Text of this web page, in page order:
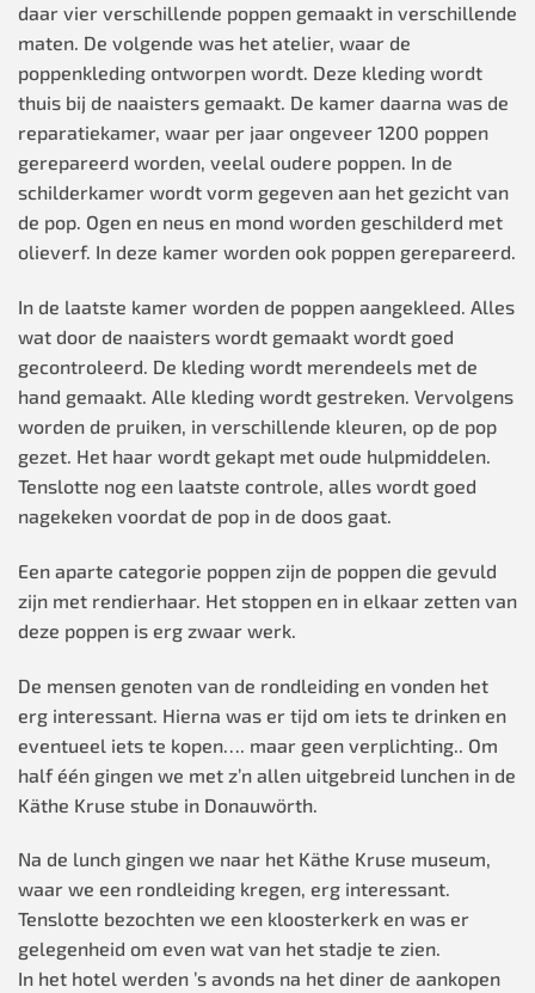
daar vier verschillende poppen gemaakt in verschillende
maten. De volgende was het atelier, waar de
poppenkleding ontworpen wordt. Deze kleding wordt
thuis bij de naaisters gemaakt. De kamer daarna was de
reparatiekamer, waar per jaar ongeveer 1200 poppen
gerepareerd worden, veelal oudere poppen. In de
schilderkamer wordt vorm gegeven aan het gezicht van
de pop. Ogen en neus en mond worden geschilderd met
olieverf. In deze kamer worden ook poppen gerepareerd.
In de laatste kamer worden de poppen aangekleed. Alles
wat door de naaisters wordt gemaakt wordt goed
gecontroleerd. De kleding wordt merendeels met de
hand gemaakt. Alle kleding wordt gestreken. Vervolgens
worden de pruiken, in verschillende kleuren, op de pop
gezet. Het haar wordt gekapt met oude hulpmiddelen.
Tenslotte nog een laatste controle, alles wordt goed
nagekeken voordat de pop in de doos gaat.
Een aparte categorie poppen zijn de poppen die gevuld
zijn met rendierhaar. Het stoppen en in elkaar zetten van
deze poppen is erg zwaar werk.
De mensen genoten van de rondleiding en vonden het
erg interessant. Hierna was er tijd om iets te drinken en
eventueel iets te kopen…. maar geen verplichting.. Om
half één gingen we met z’n allen uitgebreid lunchen in de
Käthe Kruse stube in Donauwörth.
Na de lunch gingen we naar het Käthe Kruse museum,
waar we een rondleiding kregen, erg interessant.
Tenslotte bezochten we een kloosterkerk en was er
gelegenheid om even wat van het stadje te zien.
In het hotel werden ’s avonds na het diner de aankopen